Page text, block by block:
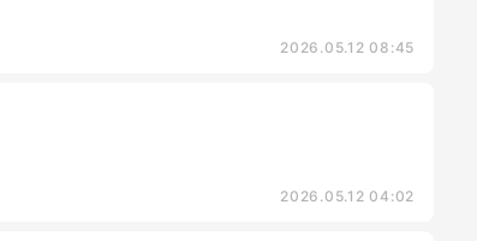
2026.05.12 08:45
2026.05.12 04:02